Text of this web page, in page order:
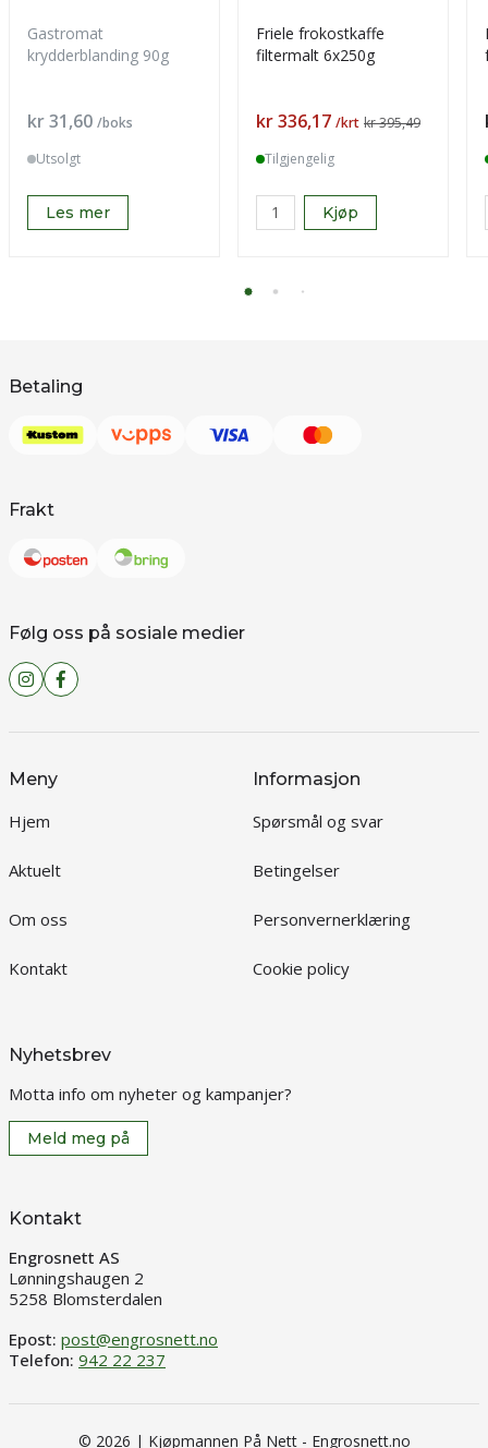
Gastromat
krydderblanding 90g
Pris
kr 31,60 /boks
Utsolgt
Les mer
Friele frokostkaffe
filtermalt 6x250g
Pris
kr 336,17 /krt kr 395,49
Tilgjengelig
Kjøp
Betaling
Frakt
Følg oss på sosiale medier
Meny
Hjem
Aktuelt
Om oss
Kontakt
Informasjon
Spørsmål og svar
Betingelser
Personvernerklæring
Cookie policy
Nyhetsbrev
Motta info om nyheter og kampanjer?
Meld meg på
Kontakt
Engrosnett AS
Lønningshaugen 2
5258 Blomsterdalen
Epost: post@engrosnett.no
Telefon: 942 22 237
© 2026 | Kjøpmannen På Nett - Engrosnett.no